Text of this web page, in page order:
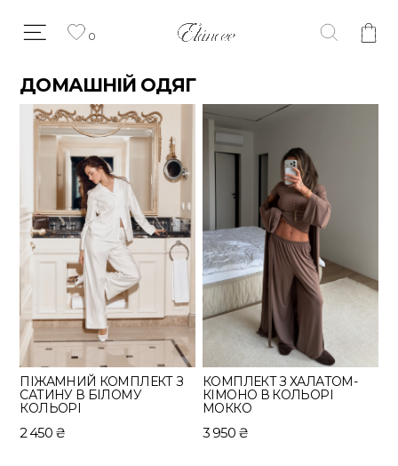
0
ДОМАШНІЙ ОДЯГ
ПІЖАМНИЙ КОМПЛЕКТ З
САТИНУ В БІЛОМУ
КОЛЬОРІ
2 450 ₴
КОМПЛЕКТ З ХАЛАТОМ-
КІМОНО В КОЛЬОРІ
МОККО
3 950 ₴